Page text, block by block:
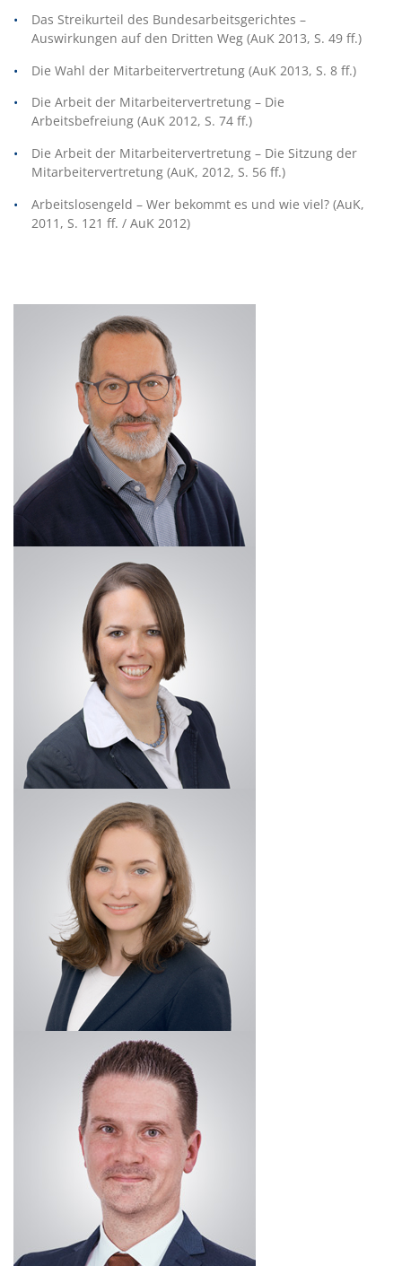
Das Streikurteil des Bundesarbeitsgerichtes –
Auswirkungen auf den Dritten Weg (AuK 2013, S. 49 ff.)
Die Wahl der Mitarbeitervertretung (AuK 2013, S. 8 ff.)
Die Arbeit der Mitarbeitervertretung – Die
Arbeitsbefreiung (AuK 2012, S. 74 ff.)
Die Arbeit der Mitarbeitervertretung – Die Sitzung der
Mitarbeitervertretung (AuK, 2012, S. 56 ff.)
Arbeitslosengeld – Wer bekommt es und wie viel? (AuK,
2011, S. 121 ff. / AuK 2012)